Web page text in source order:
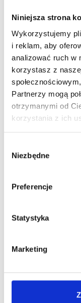
Niniejsza strona
Wykorzystujemy
i reklam, aby
analizować ruch w
korzystasz z
Partnerzy mogą
otrzymanymi od
korzystania z ich
zgody
Niezbędne
Preferencje
Statystyka
Marketing
Co